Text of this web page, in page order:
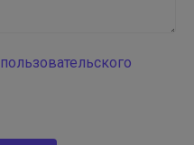
пользовательского